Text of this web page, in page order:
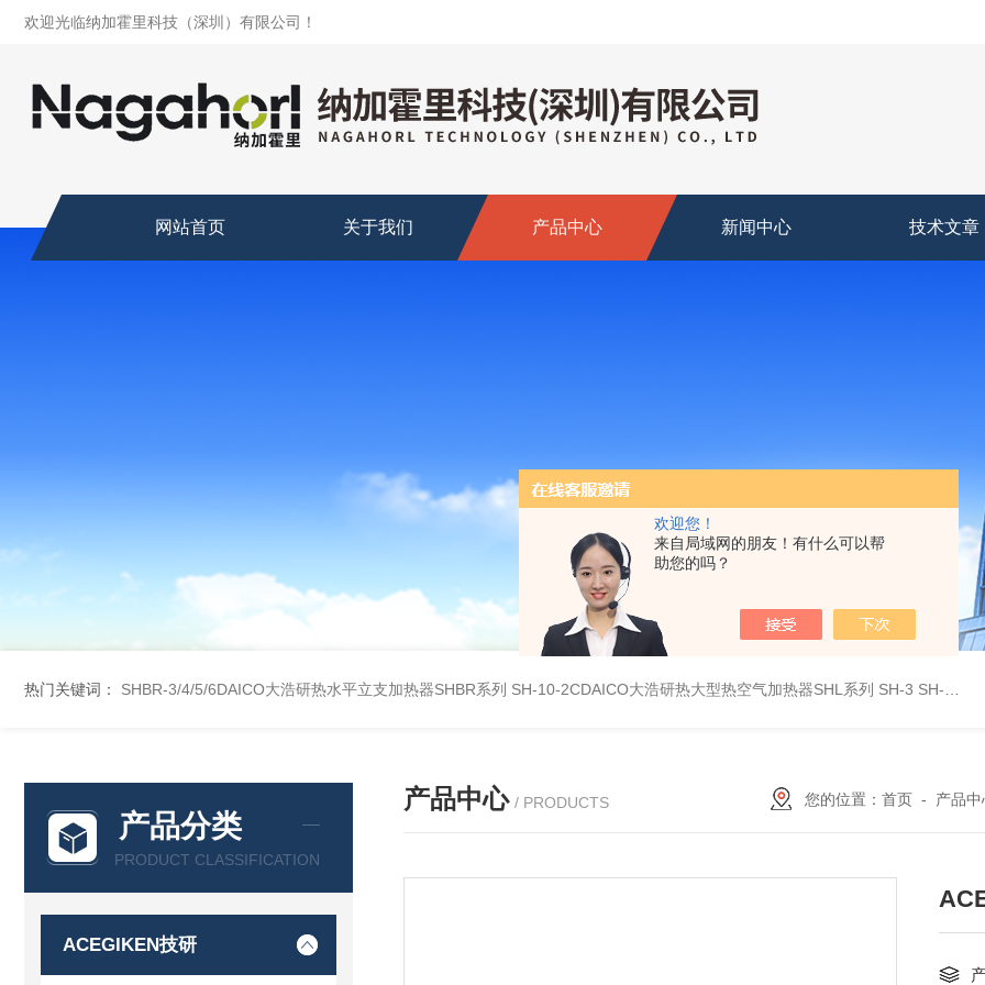
欢迎您！
来自局域网的朋友！有什么可以帮
助您的吗？
欢迎光临纳加霍里科技（深圳）有限公司！
网站首页 关于我们 产品中心 新闻中心 技术文章
热门关键词： SHBR-3/4/5/6DAICO大浩研热水平立支加热器SHBR系列 SH-10-2CDAICO大浩研热大型热空气加热器SHL系列 SH-3 SH-4DAICO大浩研热水平热空气产生加热器SH系列
产品分类
PRODUCT CLASSIFICATION
ACEGIKEN技研
产品中心 / PRODUCTS 您的位置： 首页- 产品中